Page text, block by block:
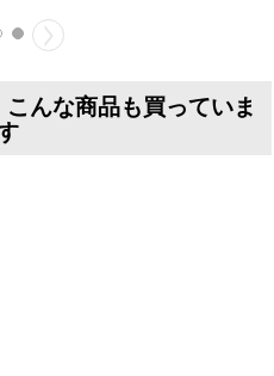
んな商品も買っていま